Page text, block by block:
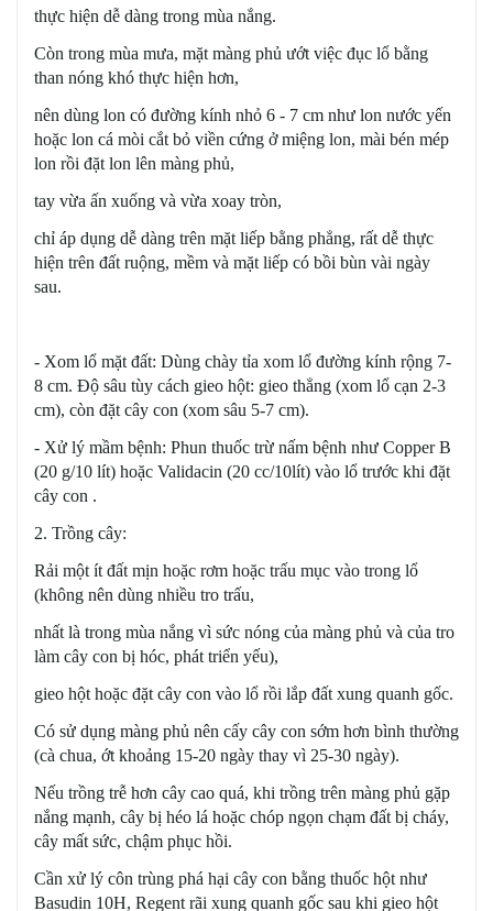
thực hiện dễ dàng trong mùa nắng.
Còn trong mùa mưa, mặt màng phủ ướt việc đục lổ bằng
than nóng khó thực hiện hơn,
nên dùng lon có đường kính nhỏ 6 - 7 cm như lon nước yến
hoặc lon cá mòi cắt bỏ viền cứng ở miệng lon, mài bén mép
lon rồi đặt lon lên màng phủ,
tay vừa ấn xuống và vừa xoay tròn,
chỉ áp dụng dễ dàng trên mặt liếp bằng phẳng, rất dễ thực
hiện trên đất ruộng, mềm và mặt liếp có bồi bùn vài ngày
sau.
- Xom lổ mặt đất: Dùng chày tỉa xom lổ đường kính rộng 7-
8 cm. Độ sâu tùy cách gieo hột: gieo thẳng (xom lổ cạn 2-3
cm), còn đặt cây con (xom sâu 5-7 cm).
- Xử lý mầm bệnh: Phun thuốc trừ nấm bệnh như Copper B
(20 g/10 lít) hoặc Validacin (20 cc/10lít) vào lổ trước khi đặt
cây con .
2. Trồng cây:
Rải một ít đất mịn hoặc rơm hoặc trấu mục vào trong lổ
(không nên dùng nhiều tro trấu,
nhất là trong mùa nắng vì sức nóng của màng phủ và của tro
làm cây con bị hóc, phát triển yếu),
gieo hột hoặc đặt cây con vào lổ rồi lắp đất xung quanh gốc.
Có sử dụng màng phủ nên cấy cây con sớm hơn bình thường
(cà chua, ớt khoảng 15-20 ngày thay vì 25-30 ngày).
Nếu trồng trễ hơn cây cao quá, khi trồng trên màng phủ gặp
nắng mạnh, cây bị héo lá hoặc chóp ngọn chạm đất bị cháy,
cây mất sức, chậm phục hồi.
Cần xử lý côn trùng phá hại cây con bằng thuốc hột như
Basudin 10H, Regent rãi xung quanh gốc sau khi gieo hột